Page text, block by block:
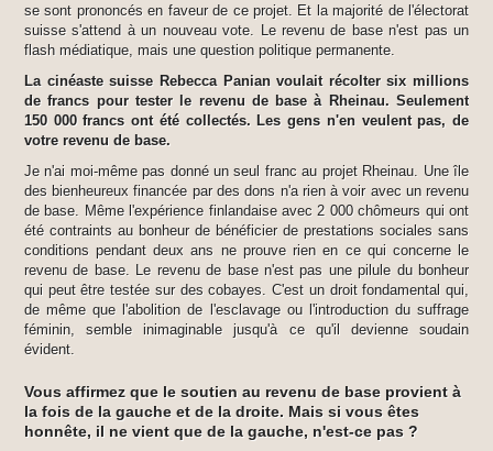
se sont prononcés en faveur de ce projet. Et la majorité de l'électorat
suisse s'attend à un nouveau vote. Le revenu de base n'est pas un
flash médiatique, mais une question politique permanente.
La cinéaste suisse Rebecca Panian voulait récolter six millions
de francs pour tester le revenu de base à Rheinau. Seulement
150 000 francs ont été collectés. Les gens n'en veulent pas, de
votre revenu de base.
Je n'ai moi-même pas donné un seul franc au projet Rheinau. Une île
des bienheureux financée par des dons n'a rien à voir avec un revenu
de base. Même l'expérience finlandaise avec 2 000 chômeurs qui ont
été contraints au bonheur de bénéficier de prestations sociales sans
conditions pendant deux ans ne prouve rien en ce qui concerne le
revenu de base. Le revenu de base n'est pas une pilule du bonheur
qui peut être testée sur des cobayes. C'est un droit fondamental qui,
de même que l'abolition de l'esclavage ou l'introduction du suffrage
féminin, semble inimaginable jusqu'à ce qu'il devienne soudain
évident.
Vous affirmez que le soutien au revenu de base provient à
la fois de la gauche et de la droite. Mais si vous êtes
honnête, il ne vient que de la gauche, n'est-ce pas ?